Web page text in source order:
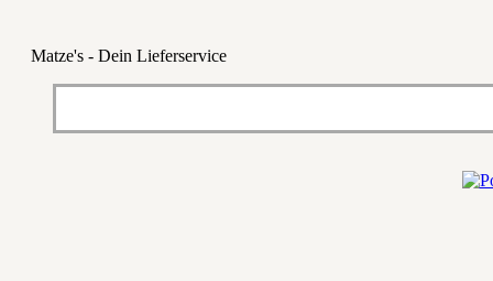
Matze's - Dein Lieferservice